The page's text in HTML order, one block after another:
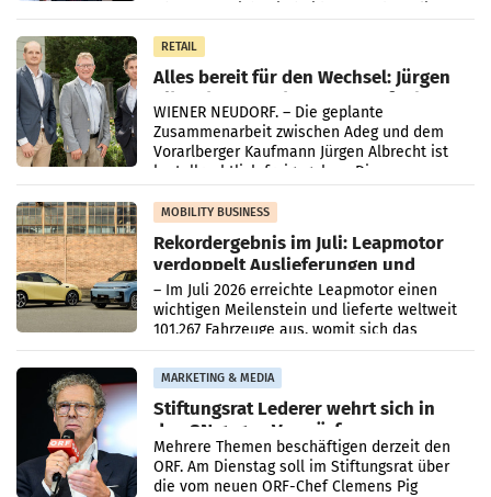
RETAIL
Alles bereit für den Wechsel: Jürgen
Albrecht setzt ab 1.1.2027 auf Adeg
WIENER NEUDORF. – Die geplante
Zusammenarbeit zwischen Adeg und dem
Vorarlberger Kaufmann Jürgen Albrecht ist
kartellrechtlich freigegeben: Die
Bundeswettbewerbsbehörde und der
Bundeskartellanwalt
MOBILITY BUSINESS
Rekordergebnis im Juli: Leapmotor
verdoppelt Auslieferungen und
überschreitet die 100.000er-Marke
– Im Juli 2026 erreichte Leapmotor einen
wichtigen Meilenstein und lieferte weltweit
101.267 Fahrzeuge aus, womit sich das
Ergebnis gegenüber Juli 2025 mehr als
verdoppelte (+102
MARKETING & MEDIA
Stiftungsrat Lederer wehrt sich in
den SN gegen Vorwürfe
Mehrere Themen beschäftigen derzeit den
ORF. Am Dienstag soll im Stiftungsrat über
die vom neuen ORF-Chef Clemens Pig